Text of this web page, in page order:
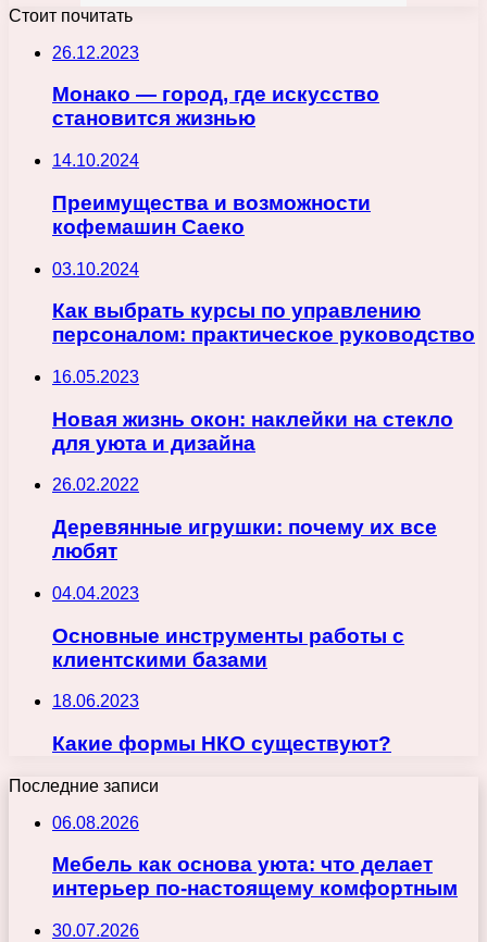
Стоит почитать
26.12.2023
Монако — город, где искусство
становится жизнью
14.10.2024
Преимущества и возможности
кофемашин Саеко
03.10.2024
Как выбрать курсы по управлению
персоналом: практическое руководство
16.05.2023
Новая жизнь окон: наклейки на стекло
для уюта и дизайна
26.02.2022
Деревянные игрушки: почему их все
любят
04.04.2023
Основные инструменты работы с
клиентскими базами
18.06.2023
Какие формы НКО существуют?
Последние записи
06.08.2026
Мебель как основа уюта: что делает
интерьер по-настоящему комфортным
30.07.2026